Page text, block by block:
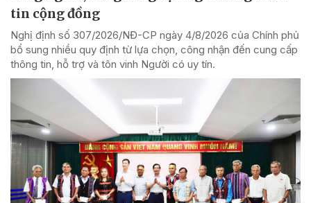
tin cộng đồng
Nghị định số 307/2026/NĐ-CP ngày 4/8/2026 của Chính phủ
bổ sung nhiều quy định từ lựa chọn, công nhận đến cung cấp
thông tin, hỗ trợ và tôn vinh Người có uy tín.